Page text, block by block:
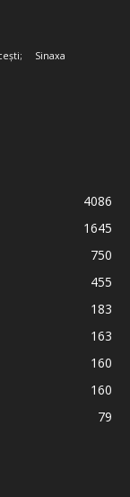
Sinaxa
4086
1645
750
455
183
163
160
160
79